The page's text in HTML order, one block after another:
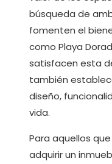
búsqueda de
fomenten el
como Playa
satisfacen esta
también
diseño,
vida.
Para aquellos
adquirir un